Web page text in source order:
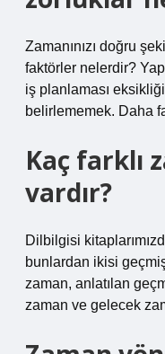
Zamanınızı doğru
faktörler nelerdir?
iş planlaması
belirlememek. Daha
Kaç farklı
vardır?
Dilbilgisi
bunlardan ikisi
zaman, anlatılan
zaman ve gelecek